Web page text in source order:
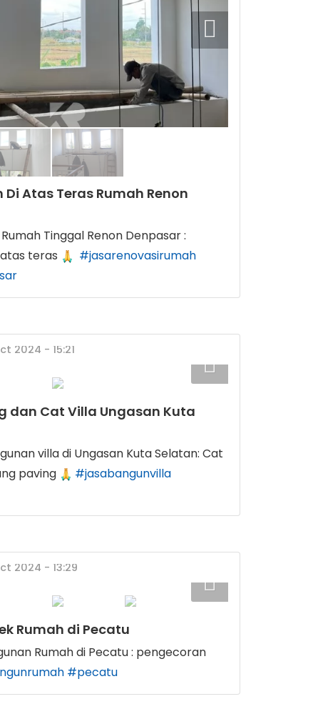
Atas Teras Rumah Renon
Tinggal Renon Denpasar :
teras
#jasarenovasirumah
2024 - 15:21
dan Cat Villa Ungasan Kuta
villa di Ungasan Kuta Selatan: Cat
paving
#jasabangunvilla
2024 - 13:29
Rumah di Pecatu
Rumah di Pecatu : pengecoran
#pecatu